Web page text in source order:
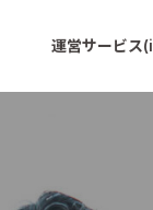
運営サービス